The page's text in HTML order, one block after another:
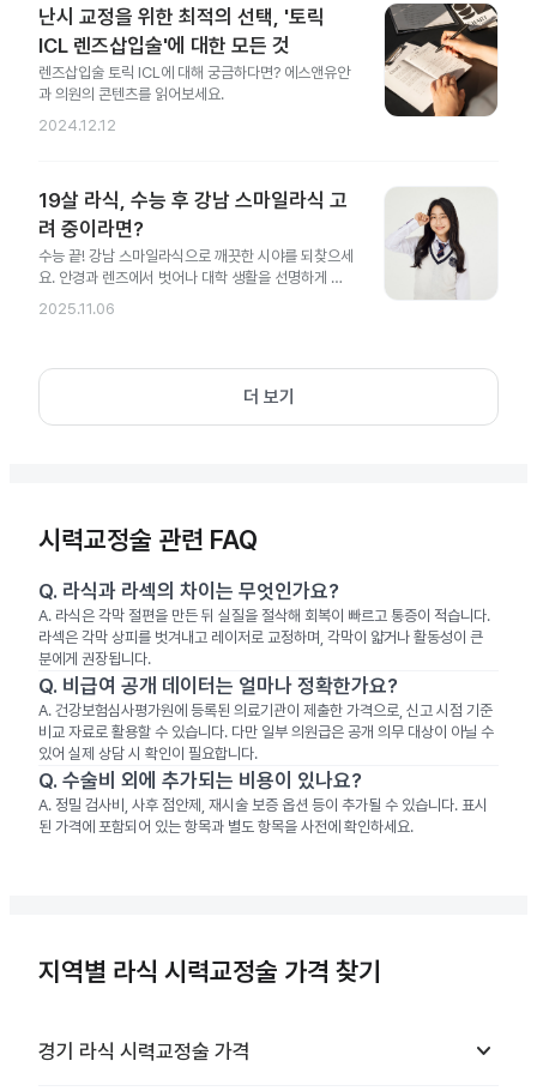
난시 교정을 위한 최적의 선택, '토릭
ICL 렌즈삽입술'에 대한 모든 것
렌즈삽입술 토릭 ICL에 대해 궁금하다면? 에스앤유안
과 의원의 콘텐츠를 읽어보세요.
2024.12.12
19살 라식, 수능 후 강남 스마일라식 고
려 중이라면?
수능 끝! 강남 스마일라식으로 깨끗한 시야를 되찾으세
요. 안경과 렌즈에서 벗어나 대학 생활을 선명하게 시
작해 보세요.
2025.11.06
더 보기
시력교정술 관련 FAQ
Q. 라식과 라섹의 차이는 무엇인가요?
A. 라식은 각막 절편을 만든 뒤 실질을 절삭해 회복이 빠르고 통증이 적습니다.
라섹은 각막 상피를 벗겨내고 레이저로 교정하며, 각막이 얇거나 활동성이 큰
분에게 권장됩니다.
Q. 비급여 공개 데이터는 얼마나 정확한가요?
A. 건강보험심사평가원에 등록된 의료기관이 제출한 가격으로, 신고 시점 기준
비교 자료로 활용할 수 있습니다. 다만 일부 의원급은 공개 의무 대상이 아닐 수
있어 실제 상담 시 확인이 필요합니다.
Q. 수술비 외에 추가되는 비용이 있나요?
A. 정밀 검사비, 사후 점안제, 재시술 보증 옵션 등이 추가될 수 있습니다. 표시
된 가격에 포함되어 있는 항목과 별도 항목을 사전에 확인하세요.
지역별 라식 시력교정술 가격 찾기
경기 라식 시력교정술 가격 keyboard_arrow_down